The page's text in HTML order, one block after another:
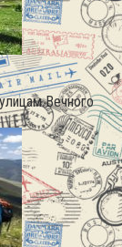
Вечного